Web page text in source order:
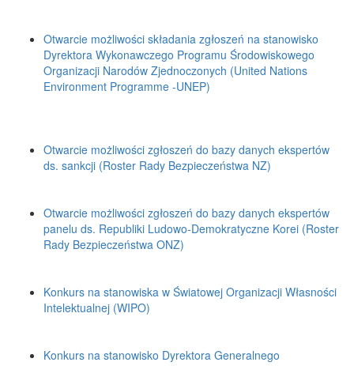
Otwarcie możliwości składania zgłoszeń na stanowisko
Dyrektora Wykonawczego Programu Środowiskowego
Organizacji Narodów Zjednoczonych (United Nations
Environment Programme -UNEP)
Otwarcie możliwości zgłoszeń do bazy danych ekspertów
ds. sankcji (Roster Rady Bezpieczeństwa NZ)
Otwarcie możliwości zgłoszeń do bazy danych ekspertów
panelu ds. Republiki Ludowo-Demokratyczne Korei (Roster
Rady Bezpieczeństwa ONZ)
Konkurs na stanowiska w Światowej Organizacji Własności
Intelektualnej (WIPO)
Konkurs na stanowisko Dyrektora Generalnego